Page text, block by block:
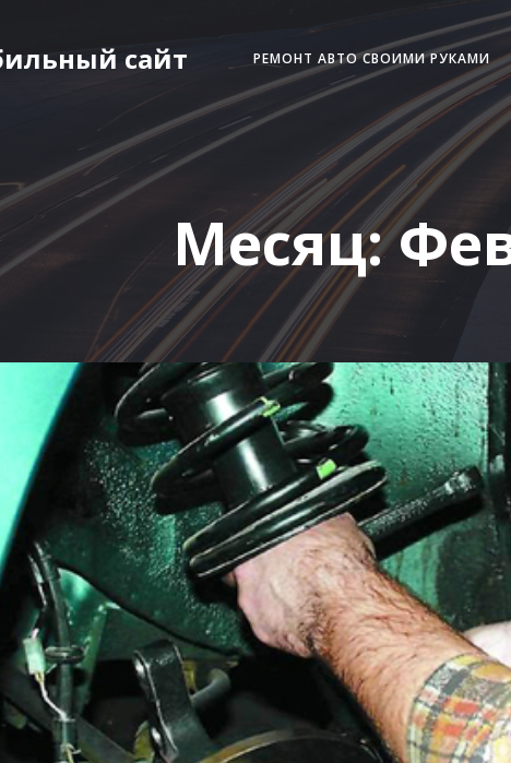
сайт РЕМОНТ АВТО СВОИМИ РУКАМИ
Месяц: